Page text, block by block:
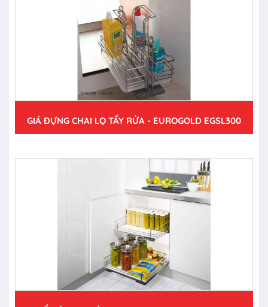
GIÁ ĐỰNG CHAI LỌ TẨY RỬA - EUROGOLD EGSL300